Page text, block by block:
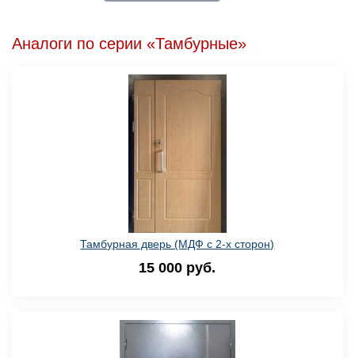
Аналоги по серии «Тамбурные»
Тамбурная дверь (МДФ с 2-х сторон)
15 000 руб.